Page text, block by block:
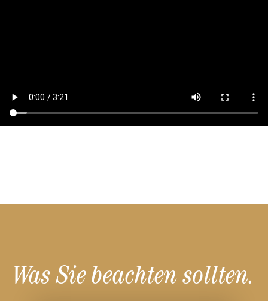
Was Sie beachten sollten.